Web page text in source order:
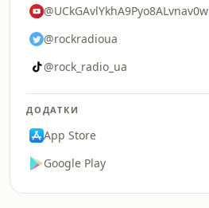
@UCkGAvlYkhA9Pyo8ALvnav0w
@rockradioua
@rock_radio_ua
ДОДАТКИ
App Store
Google Play